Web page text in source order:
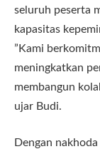
seluruh peserta
kapasitas
​”Kami
meningkatkan
membangun
ujar Budi.
​Dengan